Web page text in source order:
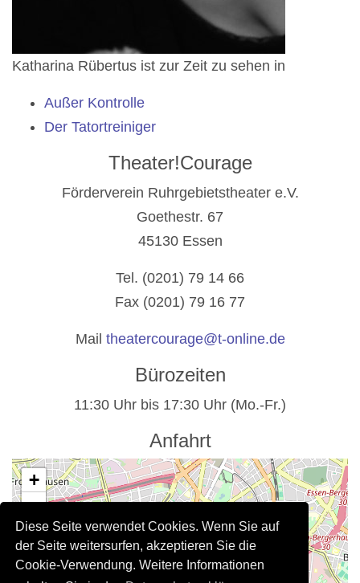
Diese Seite verwendet Cookies. Wenn Sie auf
der Seite weitersurfen, akzeptieren Sie die
Cookie-Verwendung. Weitere Informationen
Ka­tha­ri­na Rüber­tus ist zur Zeit zu sehen in
Außer Kontrolle
Der Tatortreiniger
Theater!Courage
Förderverein Ruhrgebietstheater e.V.
Goethestr. 67
45130 Essen
Tel. (0201) 79 14 66
Fax (0201) 79 16 77
Mail theatercourage@t-online.de
Bürozeiten
11:30 Uhr bis 17:30 Uhr (Mo.-Fr.)
Anfahrt
+
−